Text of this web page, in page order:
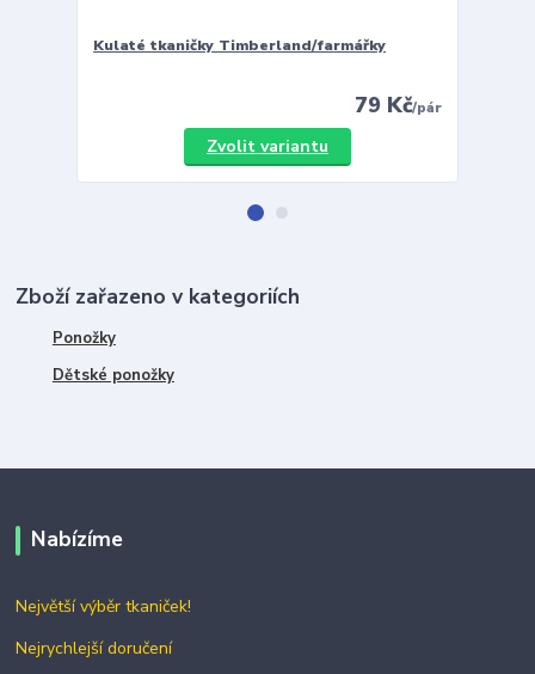
Kulaté tkaničky Timberland/farmářky
79 Kč/pár
Zvolit variantu
Zboží zařazeno v kategoriích
Ponožky
Dětské ponožky
Nabízíme
Největší výběr tkaniček!
Nejrychlejší doručení